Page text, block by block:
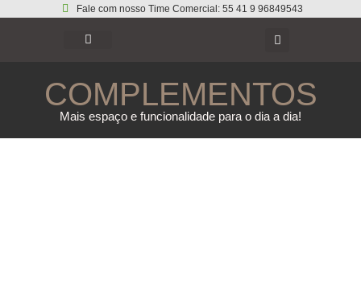
Fale com nosso Time Comercial: 55 41 9 96849543
COMPLEMENTOS
Mais espaço e funcionalidade para o dia a dia!